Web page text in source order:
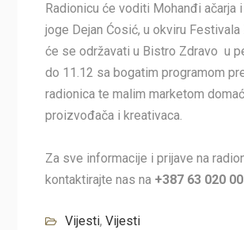
Radionicu će voditi Mohanđi ačarja
joge Dejan Ćosić, u okviru Festivala
će se održavati u Bistro Zdravo u
do 11.12 sa bogatim programom
radionica te malim marketom
proizvođača i kreativaca.
Za sve informacije i prijave na
kontaktirajte nas na +387 63 020
Vijesti, Vijesti